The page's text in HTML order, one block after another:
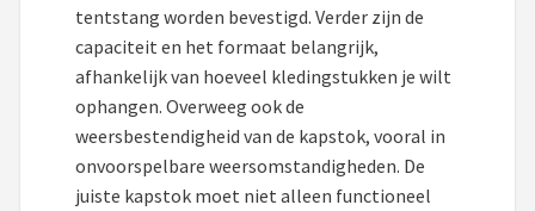
tentstang worden bevestigd. Verder zijn de
capaciteit en het formaat belangrijk,
afhankelijk van hoeveel kledingstukken je wilt
ophangen. Overweeg ook de
weersbestendigheid van de kapstok, vooral in
onvoorspelbare weersomstandigheden. De
juiste kapstok moet niet alleen functioneel